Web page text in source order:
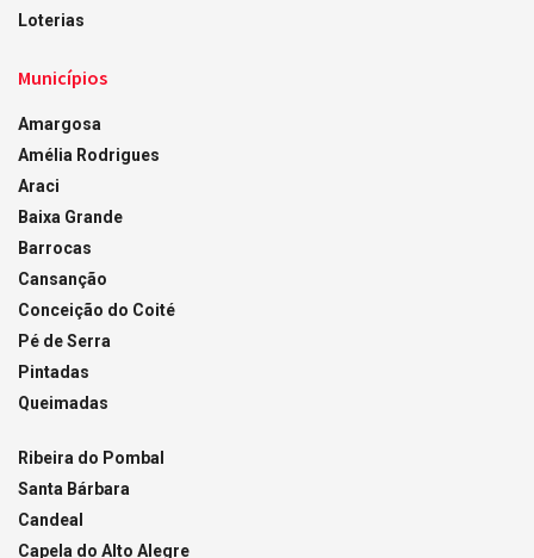
Loterias
Municípios
Amargosa
Amélia Rodrigues
Araci
Baixa Grande
Barrocas
Cansanção
Conceição do Coité
Pé de Serra
Pintadas
Queimadas
Ribeira do Pombal
Santa Bárbara
Candeal
Capela do Alto Alegre